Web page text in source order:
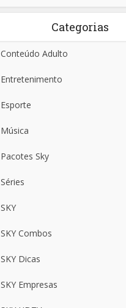
Categorias
Conteúdo Adulto
Entretenimento
Esporte
Música
Pacotes Sky
Séries
SKY
SKY Combos
SKY Dicas
SKY Empresas